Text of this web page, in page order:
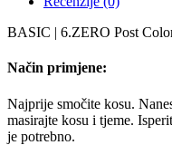
BASIC | 6.ZERO Post
Način primjene:
Najprije smočite kosu.
masirajte kosu i tjeme.
je potrebno.